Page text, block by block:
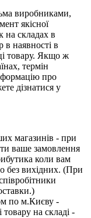
виробниками,
якісної
на складах в
в наявності в
товару. Якщо ж
термін
про
дізнатися у
магазинів - при
ваше замовлення
коли вам
без вихідних. (При
по м.Києву -
на складі -